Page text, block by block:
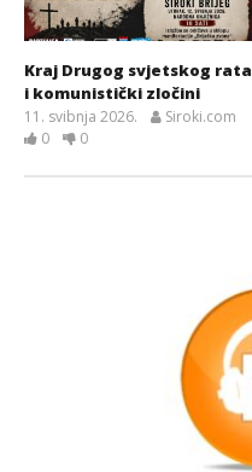
Kraj Drugog svjetskog rata
i komunistički zločini
11. svibnja 2026.
Siroki.com
0
0